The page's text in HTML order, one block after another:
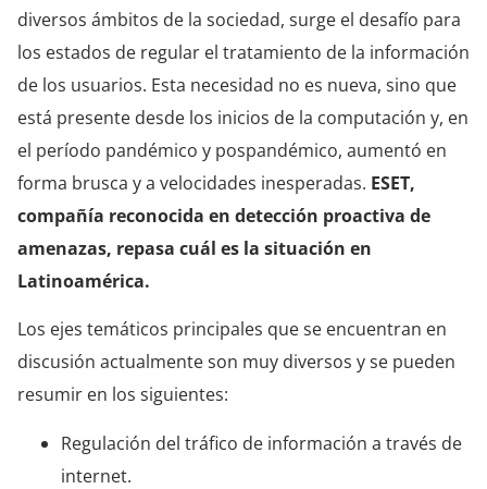
diversos ámbitos de la sociedad, surge el desafío para
los estados de regular el tratamiento de la información
de los usuarios. Esta necesidad no es nueva, sino que
está presente desde los inicios de la computación y, en
el período pandémico y pospandémico, aumentó en
forma brusca y a velocidades inesperadas. ESET,
compañía reconocida en detección proactiva de
amenazas, repasa cuál es la situación en
Latinoamérica.
Los ejes temáticos principales que se encuentran en
discusión actualmente son muy diversos y se pueden
resumir en los siguientes:
Regulación del tráfico de información a través de
internet.